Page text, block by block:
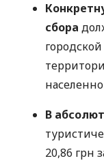
сбора
В
20,86 грн